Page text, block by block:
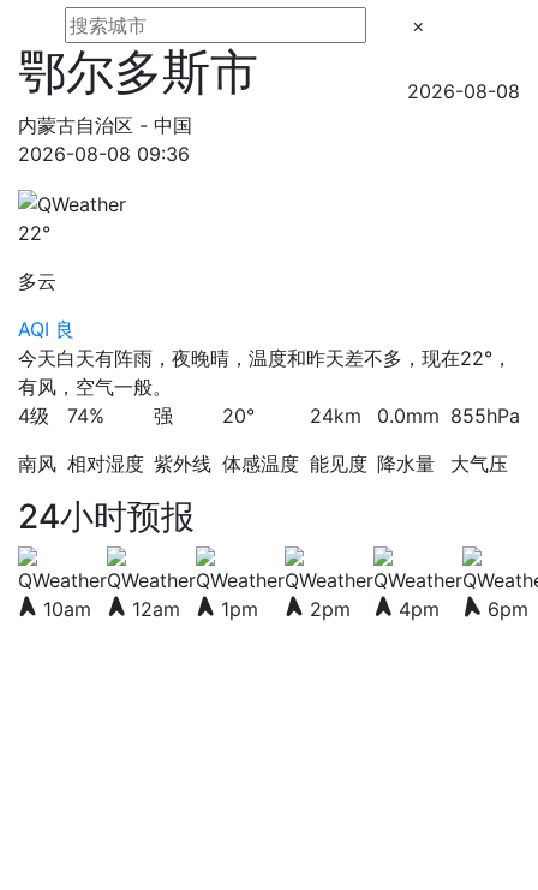
×
鄂尔多斯市
内蒙古自治区 - 中国
2026-08-08
2026-08-08 09:36
22°
多云
AQI 良
今天白天有阵雨，夜晚晴，温度和昨天差不多，现在22°，
有风，空气一般。
4级
南风
74%
相对湿度
强
紫外线
20°
体感温度
24km
能见度
0.0mm
降水量
855hPa
大气压
24小时预报
10am 12am 1pm 2pm 4pm 6pm